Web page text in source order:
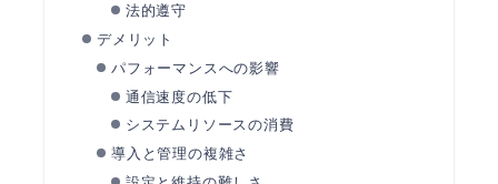
法的遵守
デメリット
パフォーマンスへの影響
通信速度の低下
システムリソースの消費
導入と管理の複雑さ